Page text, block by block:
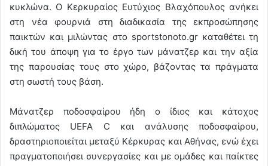
κυκλώνα. Ο Κερκυραίος Ευτύχιος Βλαχόπουλος ανήκει
στη νέα φουρνιά στη διαδικασία της εκπροσώπησης
παικτών και μιλώντας στο sportstonoto.gr καταθέτει τη
δική του άποψη για το έργο των μάνατζερ και την αξία
της παρουσίας τους στο χώρο, βάζοντας τα πράγματα
στη σωστή τους βάση.
Μάνατζερ ποδοσφαίρου ήδη ο ίδιος και κάτοχος
διπλώματος UEFA C και ανάλυσης ποδοσφαίρου,
δραστηριοποιείται μεταξύ Κέρκυρας και Αθήνας, ενώ έχει
πραγματοποιήσει συνεργασίες και με ομάδες και παίκτες